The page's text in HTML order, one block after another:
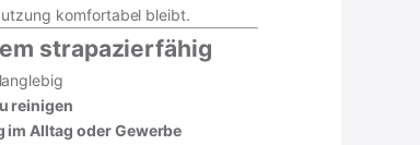
komfortabel bleibt.
strapazierfähig
reinigen
im Alltag oder Gewerbe